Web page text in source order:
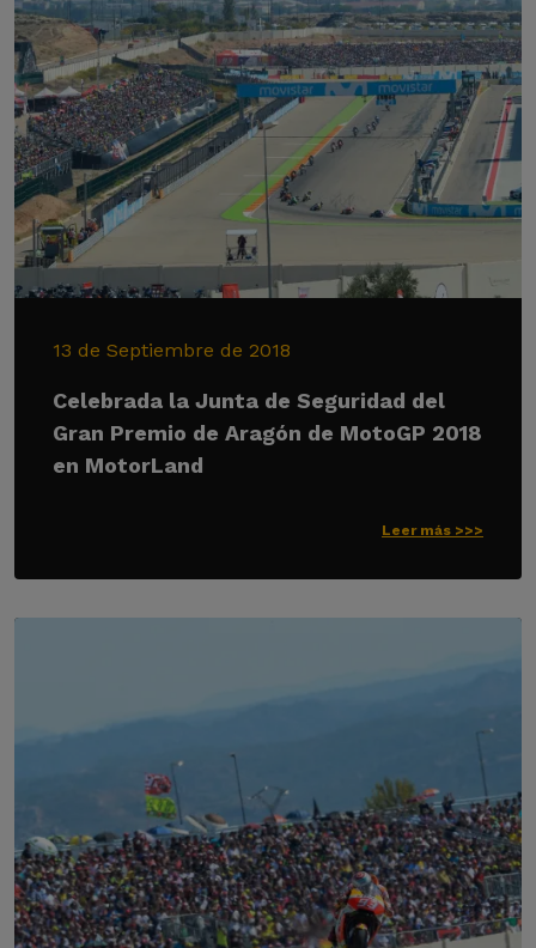
13 de Septiembre de 2018
Celebrada la Junta de Seguridad del
Gran Premio de Aragón de MotoGP 2018
en MotorLand
Leer más >>>